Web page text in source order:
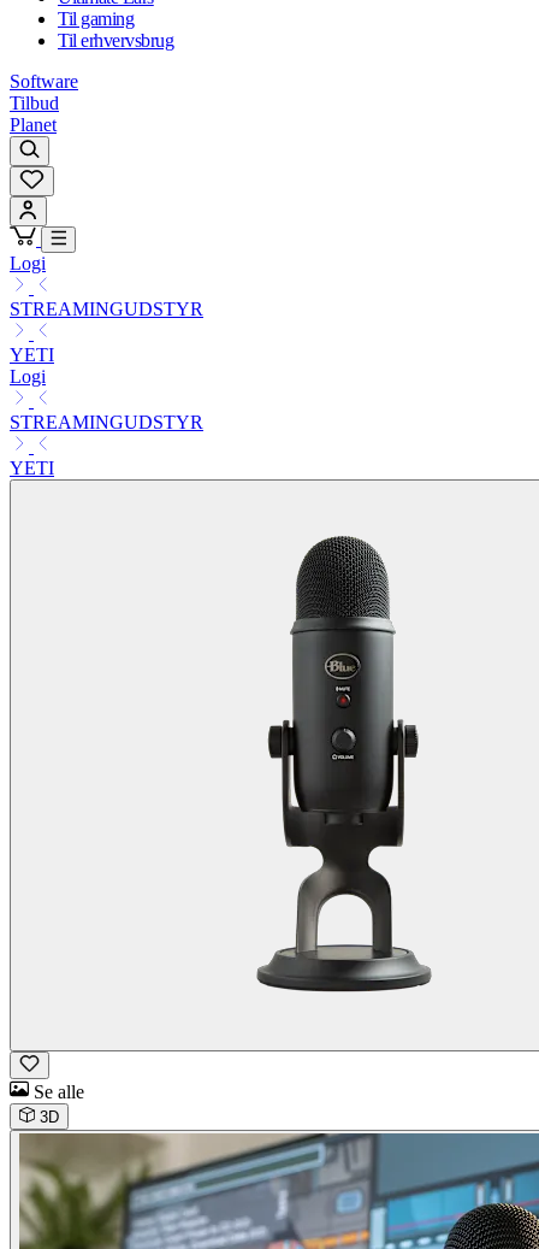
Til gaming
Til erhvervsbrug
Software
Tilbud
Planet
Logi
STREAMINGUDSTYR
YETI
Logi
STREAMINGUDSTYR
YETI
Se alle
3D